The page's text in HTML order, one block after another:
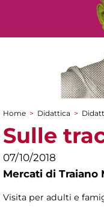
Tu sei qui
Home > Didattica >
Sulle
07/10/2018
Mercati di Traiano
Visita per adulti e